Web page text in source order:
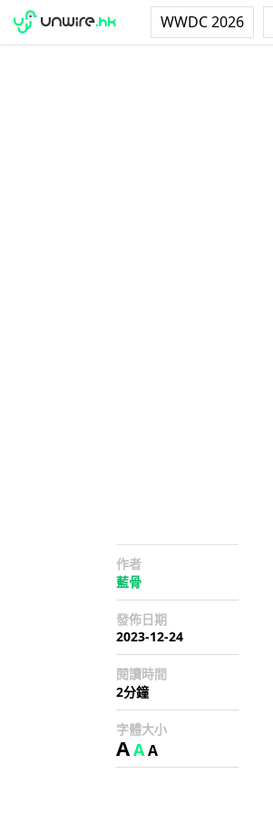
WWDC 2026
作者
藍骨
發佈日期
2023-12-24
閱讀時間
2分鐘
字體大小
AAA